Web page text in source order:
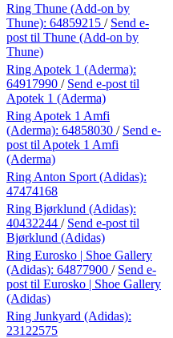
Ring Thune (Add-on by
Thune): 64859215 / Send e-
post til Thune (Add-on by
Thune)
Ring Apotek 1 (Aderma):
64917990 / Send e-post til
Apotek 1 (Aderma)
Ring Apotek 1 Amfi
(Aderma): 64858030 / Send e-
post til Apotek 1 Amfi
(Aderma)
Ring Anton Sport (Adidas):
47474168
Ring Bjørklund (Adidas):
40432244 / Send e-post til
Bjørklund (Adidas)
Ring Eurosko | Shoe Gallery
(Adidas): 64877900 / Send e-
post til Eurosko | Shoe Gallery
(Adidas)
Ring Junkyard (Adidas):
23122575